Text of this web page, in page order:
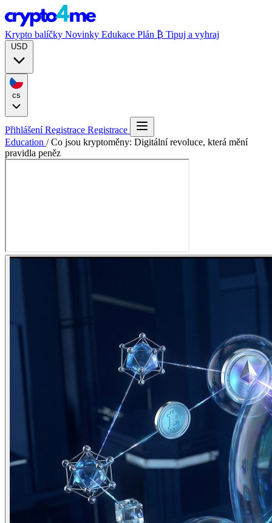
Krypto balíčky Novinky Edukace Plán ₿ Tipuj a vyhraj
PřihlášeníRegistrace Registrace
Education / Co jsou kryptoměny: Digitální revoluce, která mění
pravidla peněz